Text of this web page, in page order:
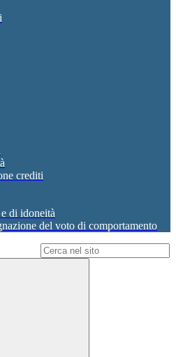
crediti
di idoneità
del voto di comportamento